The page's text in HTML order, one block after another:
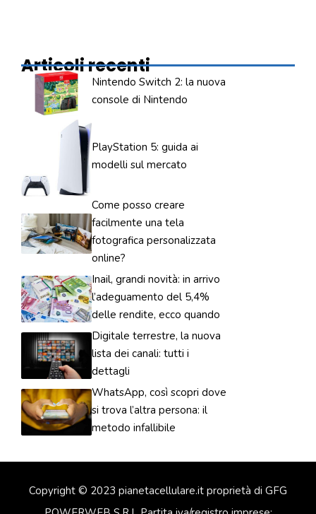
Articoli recenti
Nintendo Switch 2: la nuova
console di Nintendo
PlayStation 5: guida ai
modelli sul mercato
Come posso creare
facilmente una tela
fotografica personalizzata
online?
Inail, grandi novità: in arrivo
l’adeguamento del 5,4%
delle rendite, ecco quando
Digitale terrestre, la nuova
lista dei canali: tutti i
dettagli
WhatsApp, così scopri dove
si trova l’altra persona: il
metodo infallibile
Copyright © 2023 pianetacellulare.it proprietà di GFG